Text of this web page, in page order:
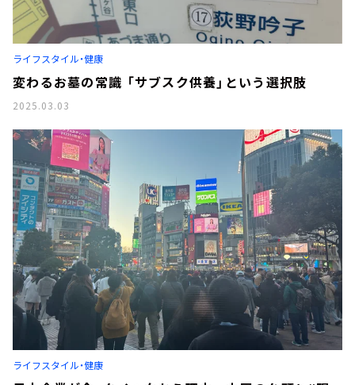
ライフスタイル・健康
変わるお墓の常識 「サブスク供養」という選択肢
2025.03.03
ライフスタイル・健康